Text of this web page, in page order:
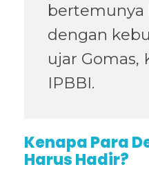
bertemunya
dengan
ujar Gomas,
IPBBI.
Kenapa Para
Harus Hadir?